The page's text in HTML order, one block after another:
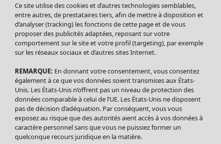
Soldes Vêtements
Tous les vêtements
Robes
Tuniques
Blouses
Tops
Gilets
Pantalon
Jupes
Ce site utilise des cookies et d’autres technologies semblables,
entre autres, de prestataires tiers, afin de mettre à disposition et
d’analyser (tracking) les fonctions de cette page et de vous
proposer des publicités adaptées, reposant sur votre
comportement sur le site et votre profil (targeting), par exemple
sur les réseaux sociaux et d’autres sites Internet.
REMARQUE: En donnant votre consentement, vous consentez
également à ce que vos données soient transmises aux États-
Unis. Les États-Unis n’offrent pas un niveau de protection des
données comparable à celui de l’UE. Les États-Unis ne disposent
pas de décision d’adéquation. Par conséquent, vous vous
exposez au risque que des autorités aient accès à vos données à
caractère personnel sans que vous ne puissiez former un
quelconque recours juridique en la matière.